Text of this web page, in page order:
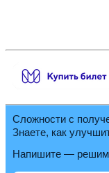
Сложности с
Знаете, как
Напишите —